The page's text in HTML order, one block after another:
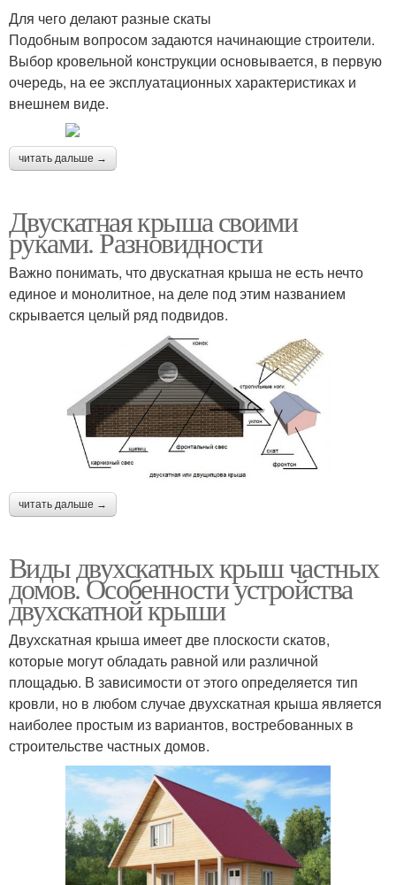
Для чего делают разные скаты
Подобным вопросом задаются начинающие строители.
Выбор кровельной конструкции основывается, в первую
очередь, на ее эксплуатационных характеристиках и
внешнем виде.
читать дальше →
Двускатная крыша своими
руками. Разновидности
Важно понимать, что двускатная крыша не есть нечто
единое и монолитное, на деле под этим названием
скрывается целый ряд подвидов.
читать дальше →
Виды двухскатных крыш частных
домов. Особенности устройства
двухскатной крыши
Двухскатная крыша имеет две плоскости скатов,
которые могут обладать равной или различной
площадью. В зависимости от этого определяется тип
кровли, но в любом случае двухскатная крыша является
наиболее простым из вариантов, востребованных в
строительстве частных домов.